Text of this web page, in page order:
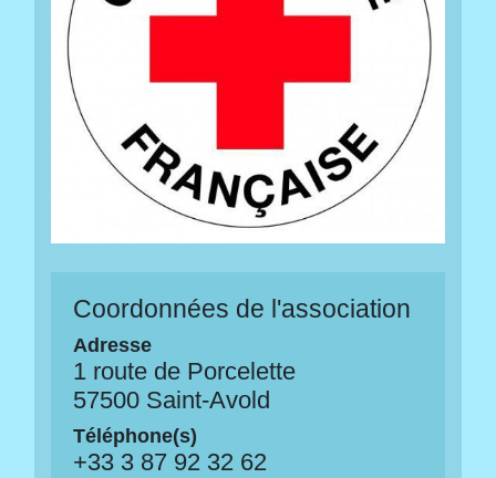
Coordonnées de l'association
Adresse
1 route de Porcelette
57500 Saint-Avold
Téléphone(s)
+33 3 87 92 32 62